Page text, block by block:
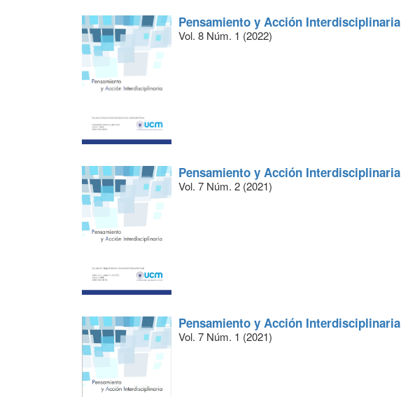
Pensamiento y Acción Interdisciplinaria
Vol. 8 Núm. 1 (2022)
Pensamiento y Acción Interdisciplinaria
Vol. 7 Núm. 2 (2021)
Pensamiento y Acción Interdisciplinaria
Vol. 7 Núm. 1 (2021)